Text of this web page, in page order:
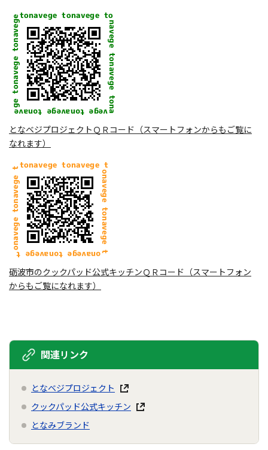
となベジプロジェクトＱＲコード（スマートフォンからもご覧に
なれます）
砺波市のクックパッド公式キッチンＱＲコード（スマートフォン
からもご覧になれます）
関連リンク
となベジプロジェクト
クックパッド公式キッチン
となみブランド